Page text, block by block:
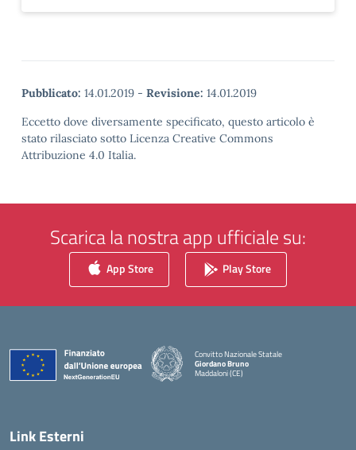
Pubblicato: 14.01.2019 - Revisione: 14.01.2019
Eccetto dove diversamente specificato, questo articolo è
stato rilasciato sotto Licenza Creative Commons
Attribuzione 4.0 Italia.
Scarica la nostra app ufficiale su:
App Store Play Store
Convitto Nazionale Statale
Giordano Bruno
Maddaloni (CE)
Link Esterni